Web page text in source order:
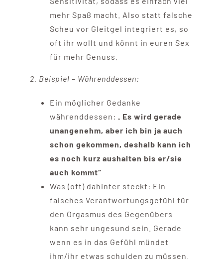
mehr Spaß macht. Also statt falsche
Scheu vor Gleitgel integriert es, so
oft ihr wollt und könnt in euren Sex
für mehr Genuss.
2. Beispiel – Währenddessen:
Ein möglicher Gedanke
währenddessen: „ Es wird gerade
unangenehm, aber ich bin ja auch
schon gekommen, deshalb kann ich
es noch kurz aushalten bis er/sie
auch kommt“
Was (oft) dahinter steckt: Ein
falsches Verantwortungsgefühl für
den Orgasmus des Gegenübers
kann sehr ungesund sein. Gerade
wenn es in das Gefühl mündet
ihm/ihr etwas schulden zu müssen.